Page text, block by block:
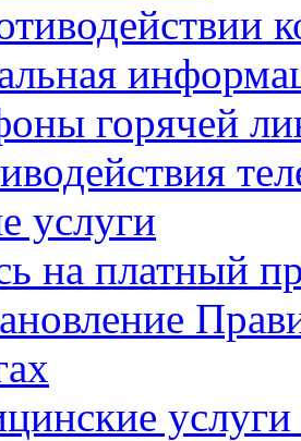
горячей
услуги
на платный